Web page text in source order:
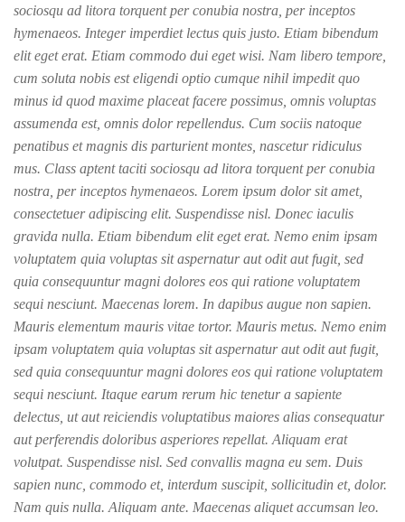
sociosqu ad litora torquent per conubia nostra, per inceptos
hymenaeos. Integer imperdiet lectus quis justo. Etiam bibendum
elit eget erat. Etiam commodo dui eget wisi. Nam libero tempore,
cum soluta nobis est eligendi optio cumque nihil impedit quo
minus id quod maxime placeat facere possimus, omnis voluptas
assumenda est, omnis dolor repellendus. Cum sociis natoque
penatibus et magnis dis parturient montes, nascetur ridiculus
mus. Class aptent taciti sociosqu ad litora torquent per conubia
nostra, per inceptos hymenaeos. Lorem ipsum dolor sit amet,
consectetuer adipiscing elit. Suspendisse nisl. Donec iaculis
gravida nulla. Etiam bibendum elit eget erat. Nemo enim ipsam
voluptatem quia voluptas sit aspernatur aut odit aut fugit, sed
quia consequuntur magni dolores eos qui ratione voluptatem
sequi nesciunt. Maecenas lorem. In dapibus augue non sapien.
Mauris elementum mauris vitae tortor. Mauris metus. Nemo enim
ipsam voluptatem quia voluptas sit aspernatur aut odit aut fugit,
sed quia consequuntur magni dolores eos qui ratione voluptatem
sequi nesciunt. Itaque earum rerum hic tenetur a sapiente
delectus, ut aut reiciendis voluptatibus maiores alias consequatur
aut perferendis doloribus asperiores repellat. Aliquam erat
volutpat. Suspendisse nisl. Sed convallis magna eu sem. Duis
sapien nunc, commodo et, interdum suscipit, sollicitudin et, dolor.
Nam quis nulla. Aliquam ante. Maecenas aliquet accumsan leo.